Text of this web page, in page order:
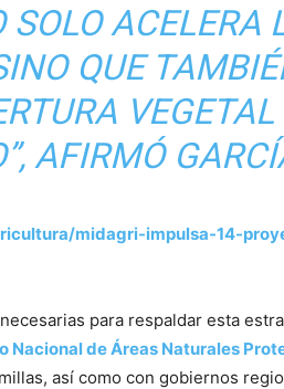
SOLO ACELERA
QUE
VEGETAL
AFIRMÓ
midagri-impulsa-14-
para respaldar esta
Nacional de Áreas Naturales
así como con gobiernos